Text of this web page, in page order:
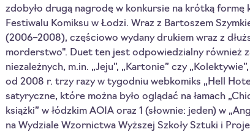
zdobyło drugą nagrodę w konkursie na krótką formę
Festiwalu Komiksu w Łodzi. Wraz z Bartoszem
(2006–2008), częściowo wydany drukiem wraz z
morderstwo". Duet ten jest odpowiedzialny również
niezależnych, m.in. „Jeju”, „Kartonie” czy
od 2008 r. trzy razy w tygodniu webkomiks „Hell
satyryczne, które można było oglądać na łamach
książki” w łódzkim AOIA oraz 1 (słownie: jeden) w
na Wydziale Wzornictwa Wyższej Szkoły Sztuki i